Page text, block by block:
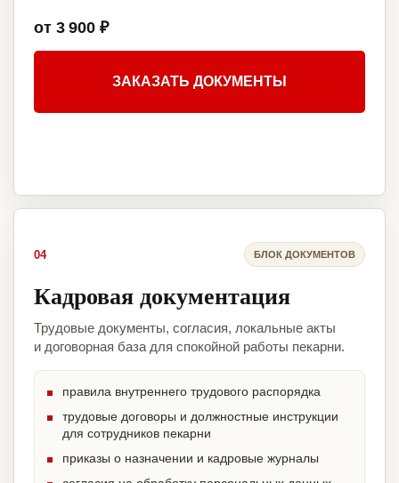
от 3 900 ₽
ЗАКАЗАТЬ ДОКУМЕНТЫ
04 БЛОК ДОКУМЕНТОВ
Кадровая документация
Трудовые документы, согласия, локальные акты
и договорная база для спокойной работы пекарни.
правила внутреннего трудового распорядка
трудовые договоры и должностные инструкции
для сотрудников пекарни
приказы о назначении и кадровые журналы